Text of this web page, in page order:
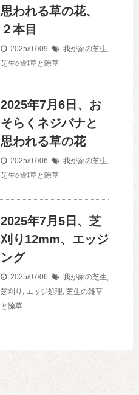
思われる草の花、
２本目
2025/07/09 我が家の芝生,
芝生の雑草と除草
2025年7月6日、お
そらくネジバナと
思われる草の花
2025/07/06 我が家の芝生,
芝生の雑草と除草
2025年7月5日、芝
刈り12mm、エッジ
ング
2025/07/06 我が家の芝生,
芝刈り , エッジ処理, 芝生の雑草
と除草